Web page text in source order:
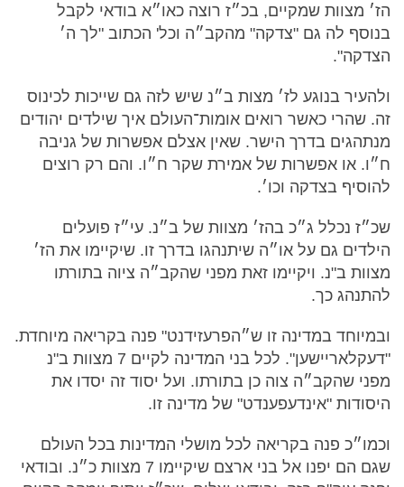
הז׳ מצוות שמקיים, בכ״ז רוצה כאו״א בודאי לקבל
בנוסף לה גם "צדקה" מהקב״ה וכל' הכתוב "לך ה׳
הצדקה".
ולהעיר בנוגע לז׳ מצות ב״נ שיש לזה גם שייכות לכינוס
זה. שהרי כאשר רואים אומות־העולם איך שילדים יהודים
מנתהגים בדרך הישר. שאין אצלם אפשרות של גניבה
ח״ו. או אפשרות של אמירת שקר ח״ו. והם רק רוצים
להוסיף בצדקה וכו׳.
שכ״ז נכלל ג״כ בהז׳ מצוות של ב״נ. עי״ז פועלים
הילדים גם על או״ה שיתנהגו בדרך זו. שיקיימו את הז׳
מצוות ב"נ. ויקיימו זאת מפני שהקב״ה ציוה בתורתו
להתנהג כך.
ובמיוחד במדינה זו ש״הפרעזידנט" פנה בקריאה מיוחדת.
"דעקלאריישען". לכל בני המדינה לקיים 7 מצוות ב"נ
מפני שהקב״ה צוה כן בתורתו. ועל יסוד זה יסדו את
היסודות "אינדעפענדט" של מדינה זו.
וכמו״כ פנה בקריאה לכל מושלי המדינות בכל העולם
שגם הם יפנו אל בני ארצם שיקיימו 7 מצוות כ״נ. ובודאי